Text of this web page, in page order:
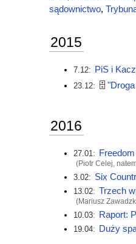
sądownictwo,
2015
7.12: PiS i
23.12: 🗄
2016
27.01:
(Piotr Celej,
3.02: Six
13.02: Trzech
(Mariusz
10.03: Raport:
19.04: Duży